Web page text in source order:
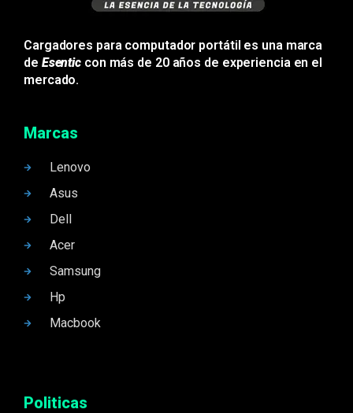
Cargadores para computador portátil es una marca
de Esentic con más de 20 años de experiencia en el
mercado.
Marcas
Lenovo
Asus
Dell
Acer
Samsung
Hp
Macbook
Politicas